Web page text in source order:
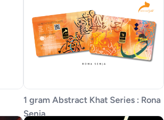
1 gram Abstract Khat Series : Rona
Senja